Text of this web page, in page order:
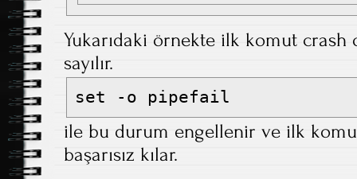
Yukarıdaki örnekte ilk komut crash
sayılır.
set -o pipefail
ile bu durum engellenir ve ilk
başarısız kılar.